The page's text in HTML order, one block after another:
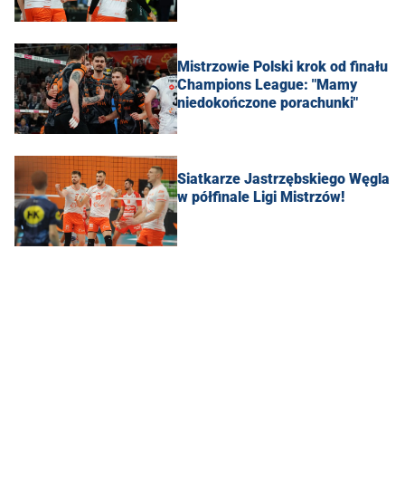
Mistrzowie Polski krok od finału
Champions League: "Mamy
niedokończone porachunki"
Siatkarze Jastrzębskiego Węgla
w półfinale Ligi Mistrzów!